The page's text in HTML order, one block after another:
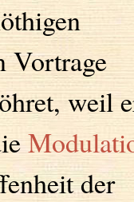
Vortrage
weil
der